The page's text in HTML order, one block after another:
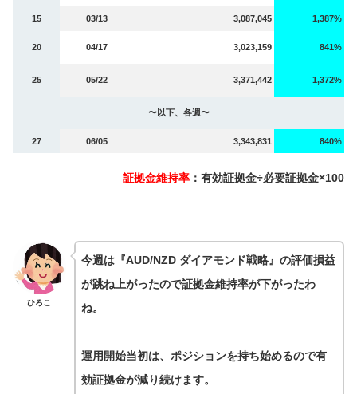
15 03/13 3,087,045 1,387%
20 04/17 3,023,159 841%
25 05/22 3,371,442 1,372%
〜以下、各週〜
27 06/05 3,343,831 840%
証拠金維持率 ：有効証拠金÷必要証拠金×100
ひろこ
今週は『AUD/NZD ダイアモンド戦略』の評価損益
が跳ね上がったので証拠金維持率が下がったわ
ね。
運用開始当初は、ポジションを持ち始めるので有
効証拠金が減り続けます。